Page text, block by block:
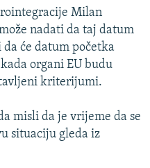
Milan
nadati da taj datum
će datum početka
organi EU budu
kriterijumi.
misli da je vrijeme da se
situaciju gleda iz